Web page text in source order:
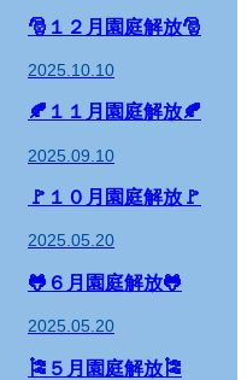
🎅１２月園庭解放🎅
2025.10.10
🍂１１月園庭解放🍂
2025.09.10
🚩１０月園庭解放🚩
2025.05.20
🐸６月園庭解放🐸
2025.05.20
🎏５月園庭解放🎏